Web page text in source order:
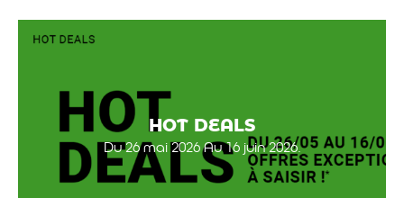
HOT DEALS
Du 26 mai 2026 Au 16 juin 2026.